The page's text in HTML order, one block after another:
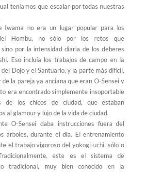
teníamos que escalar por todas nuestras
Iwama no era un lugar popular para los
Hombu, no sólo por los retos que
por la intensidad diaria de los deberes
Eso incluía los trabajos de campo en la
Dojo y el Santuario, y la parte más difícil,
de la pareja ya anciana que eran O-Sensei y
era encontrado simplemente insoportable
de los chicos de ciudad, que estaban
al glamour y lujo de la vida de ciudad.
O-Sensei daba instrucciones fuera del
árboles, durante el día. El entrenamiento
el trabajo vigoroso del yokogi-uchi, sólo o
este es el sistema de
tradicional, muy bien conocido en la